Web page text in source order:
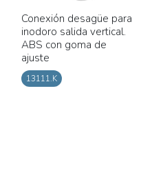
Conexión desagüe para
inodoro salida vertical.
ABS con goma de
ajuste
13111.K